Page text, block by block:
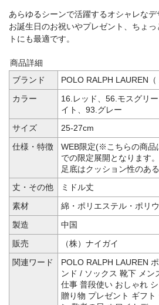
あらゆるシーンで活躍するオシャレなデ
お誕生日のお祝いやプレゼント、ちょ
トにも最適です。
商品詳細
ブランド
POLO RALPH LAUREN（
カラー
16.レッド、56.モスグリ
イト、93.グレー
サイズ
25-27cm
仕様・特徴
WEB限定(※こちらの商品
での限定展開となります
足底はクッション性のあ
丈・その他
ミドル丈
素材
綿・ポリエステル・ポリ
製造
中国
販売
（株）ナイガイ
関連ワード
POLO RALPH LAUREN
ンド / ソックス 靴下 メン
仕事 普段使い おしゃれ
贈り物 プレゼント ギフト